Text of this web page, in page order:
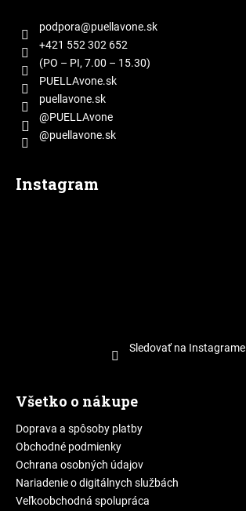
podpora@puellavone.sk
+421 552 302 652
(PO – PI, 7.00 – 15.30)
PUELLAvone.sk
puellavone.sk
@PUELLAvone
@puellavone.sk
Instagram
Sledovať na Instagrame
Všetko o nákupe
Doprava a spôsoby platby
Obchodné podmienky
Ochrana osobných údajov
Nariadenie o digitálnych službách
Veľkoobchodná spolupráca